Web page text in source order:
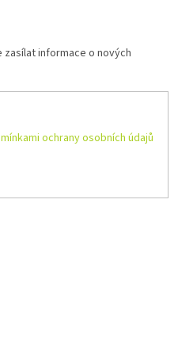
zasílat informace o nových
ochrany osobních údajů